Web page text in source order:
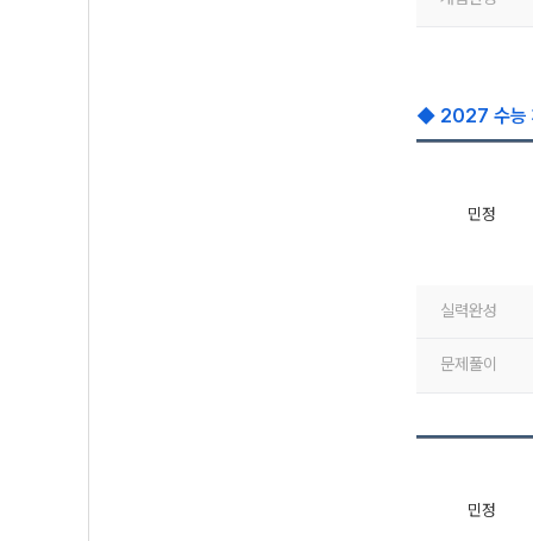
◆ 2027 수능
민정
실력완성
문제풀이
민정